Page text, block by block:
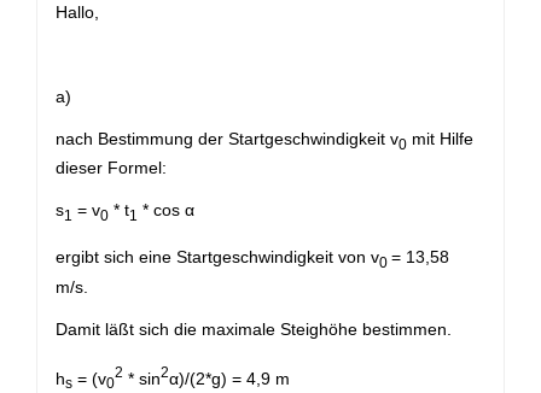
Hallo,
a)
nach Bestimmung der Startgeschwindigkeit v0 mit Hilfe
dieser Formel:
s1 = v0 * t1 * cos α
ergibt sich eine Startgeschwindigkeit von v0 = 13,58
m/s.
Damit läßt sich die maximale Steighöhe bestimmen.
hs = (v0
2 * sin2α)/(2*g) = 4,9 m